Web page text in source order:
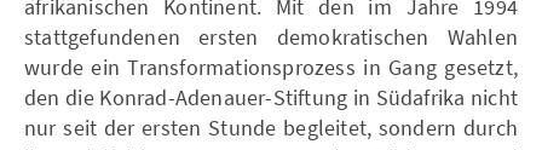
afrikanischen Kontinent. Mit den im Jahre 1994
stattgefundenen ersten demokratischen Wahlen
wurde ein Transformationsprozess in Gang gesetzt,
den die Konrad-Adenauer-Stiftung in Südafrika nicht
nur seit der ersten Stunde begleitet, sondern durch